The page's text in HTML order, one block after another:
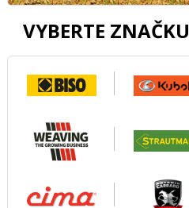
VYBERTE ZNAČKU